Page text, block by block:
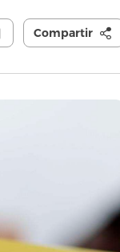
Compartir